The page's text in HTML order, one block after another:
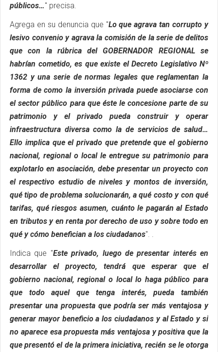
públicos…" precisa.
Agrega en su denuncia que "Lo que agrava tan corrupto y
lesivo convenio y agrava la comisión de la serie de delitos
que con la rúbrica del GOBERNADOR REGIONAL se
habrían cometido, es que existe el Decreto Legislativo Nº
1362 y una serie de normas legales que reglamentan la
forma de como la inversión privada puede asociarse con
el sector público para que éste le concesione parte de su
patrimonio y el privado pueda construir y operar
infraestructura diversa como la de servicios de salud…
Ello implica que el privado que pretende que el gobierno
nacional, regional o local le entregue su patrimonio para
explotarlo en asociación, debe presentar un proyecto con
el respectivo estudio de niveles y montos de inversión,
qué tipo de problema solucionarán, a qué costo y con qué
tarifas, qué riesgos asumen, cuánto le pagarán al Estado
en tributos y en renta por derecho de uso y sobre todo en
qué y cómo benefician a los ciudadanos". .
Indica que "Este privado, luego de presentar interés en
desarrollar el proyecto, tendrá que esperar que el
gobierno nacional, regional o local lo haga público para
que todo aquel que tenga interés, pueda también
presentar una propuesta que podría ser más ventajosa y
generar mayor beneficio a los ciudadanos y al Estado y si
no aparece esa propuesta más ventajosa y positiva que la
que presentó el de la primera iniciativa, recién se le otorga